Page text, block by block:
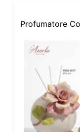
Profumatore